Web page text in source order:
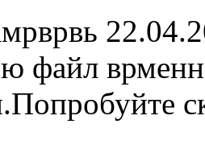
файл